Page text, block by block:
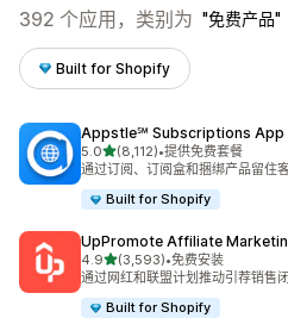
392 个应用，类别为 免费产品
Built for Shopify
Appstle℠ Subscriptions App
5.0星（满分 5 星）
(8,112)
总共 8112 条评论
•提供免费套餐
通过订阅、订阅盒和捆绑产品留住
Built for Shopify
UpPromote Affiliate
4.9星（满分 5 星）
(3,593)
总共 3593 条评论
•免费安装
通过网红和联盟计划推动引荐销售
Built for Shopify